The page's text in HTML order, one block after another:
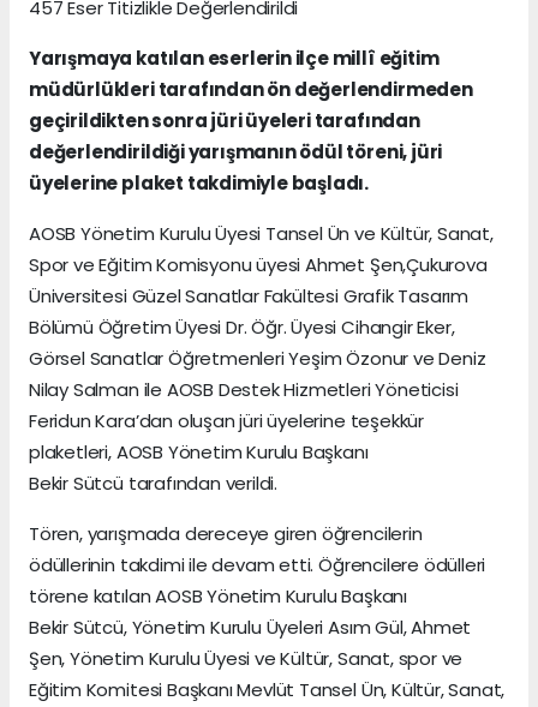
457 Eser Titizlikle Değerlendirildi
Yarışmaya katılan eserlerin ilçe millî eğitim
müdürlükleri tarafından ön değerlendirmeden
geçirildikten sonra jüri üyeleri tarafından
değerlendirildiği yarışmanın ödül töreni, jüri
üyelerine plaket takdimiyle başladı.
AOSB Yönetim Kurulu Üyesi Tansel Ün ve Kültür, Sanat,
Spor ve Eğitim Komisyonu üyesi Ahmet Şen,Çukurova
Üniversitesi Güzel Sanatlar Fakültesi Grafik Tasarım
Bölümü Öğretim Üyesi Dr. Öğr. Üyesi Cihangir Eker,
Görsel Sanatlar Öğretmenleri Yeşim Özonur ve Deniz
Nilay Salman ile AOSB Destek Hizmetleri Yöneticisi
Feridun Kara’dan oluşan jüri üyelerine teşekkür
plaketleri, AOSB Yönetim Kurulu Başkanı
Bekir Sütcü tarafından verildi.
Tören, yarışmada dereceye giren öğrencilerin
ödüllerinin takdimi ile devam etti. Öğrencilere ödülleri
törene katılan AOSB Yönetim Kurulu Başkanı
Bekir Sütcü, Yönetim Kurulu Üyeleri Asım Gül, Ahmet
Şen, Yönetim Kurulu Üyesi ve Kültür, Sanat, spor ve
Eğitim Komitesi Başkanı Mevlüt Tansel Ün, Kültür, Sanat,